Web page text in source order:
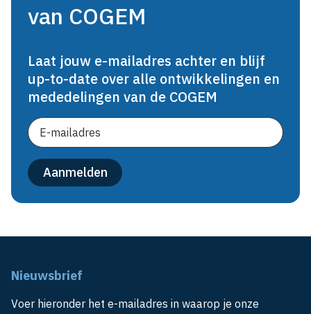
van COGEM
Laat jouw e-mailadres achter en blijf
up-to-date over alle ontwikkelingen en
mededelingen van de COGEM
Nieuwsbrief
Voer hieronder het e-mailadres in waarop je onze